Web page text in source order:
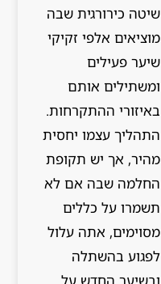
שיטה כירורגית שבה
מוציאים אלפי זקיקי
שיער פעילים
ומשתילים אותם
באיזורי ההתקרחות.
התהליך עצמו יחסית
מהיר, אך יש תקופת
החלמה שבה אם לא
תשמרו על כללים
מסוימים, אתה עלול
לפגוע בהשתלה